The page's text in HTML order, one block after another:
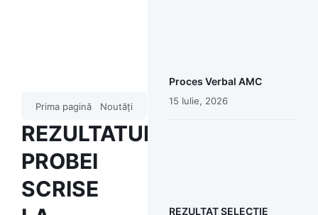
Prima pagină Noutăți
REZULTATUL
PROBEI
SCRISE
Proces Verbal AMC
15 Iulie, 2026
REZULTAT SELECȚIE